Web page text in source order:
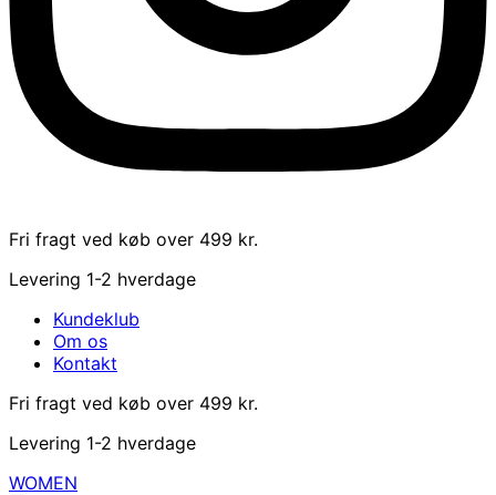
Fri fragt ved køb over 499 kr.
Levering 1-2 hverdage
Kundeklub
Om os
Kontakt
Fri fragt ved køb over 499 kr.
Levering 1-2 hverdage
WOMEN